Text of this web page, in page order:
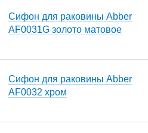
Сифон для раковины Abber
AF0031G золото матовое
Сифон для раковины Abber
AF0032 хром